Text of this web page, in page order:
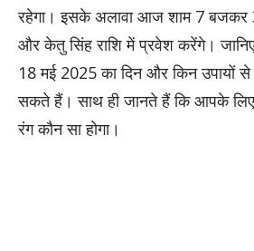
रहेगा। इसके अलावा आज शाम 7 बजकर
और केतु सिंह राशि में प्रवेश करेंगे।
18 मई 2025 का दिन और किन उपायों
सकते हैं। साथ ही जानते हैं कि आपके
रंग कौन सा होगा।